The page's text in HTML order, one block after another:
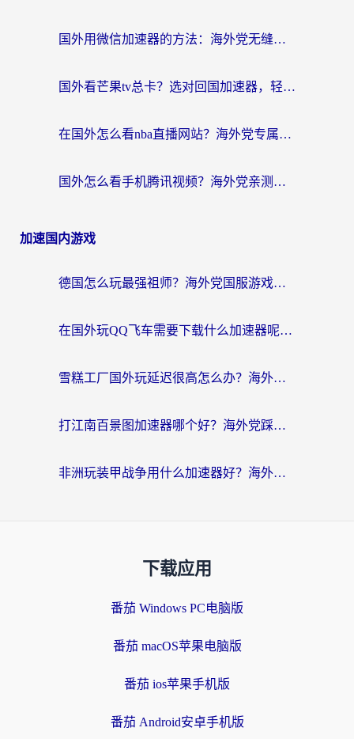
国外用微信加速器的方法：海外党无缝连接国内生活的实用指南
国外看芒果tv总卡？选对回国加速器，轻松追《浪姐》不费劲
在国外怎么看nba直播网站？海外党专属体育观赛指南，告别地区限制！
国外怎么看手机腾讯视频？海外党亲测有效的追剧加速器选择指南
加速国内游戏
德国怎么玩最强祖师？海外党国服游戏加速器选择全攻略（附宝可梦Online实测）
在国外玩QQ飞车需要下载什么加速器呢？海外党亲测有效的国服游戏加速指南
雪糕工厂国外玩延迟很高怎么办？海外玩家国服游戏加速终极攻略（附实测推荐）
打江南百景图加速器哪个好？海外党踩坑N次后，终于找到不卡的秘诀
非洲玩装甲战争用什么加速器好？海外党亲测有效的国服游戏加速方案
下载应用
番茄 Windows PC电脑版
番茄 macOS苹果电脑版
番茄 ios苹果手机版
番茄 Android安卓手机版